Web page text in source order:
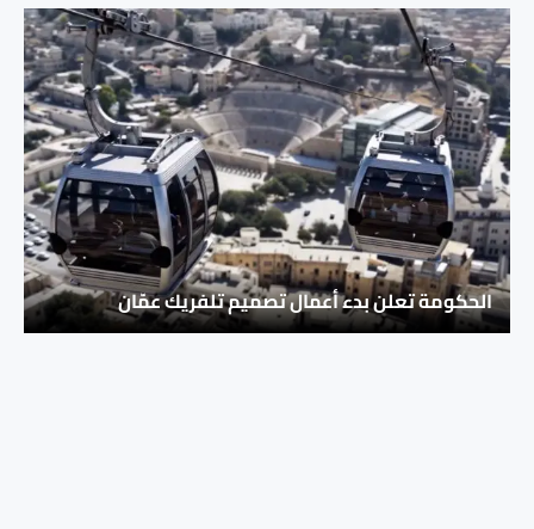
الحكومة تعلن بدء أعمال تصميم تلفريك عمّان